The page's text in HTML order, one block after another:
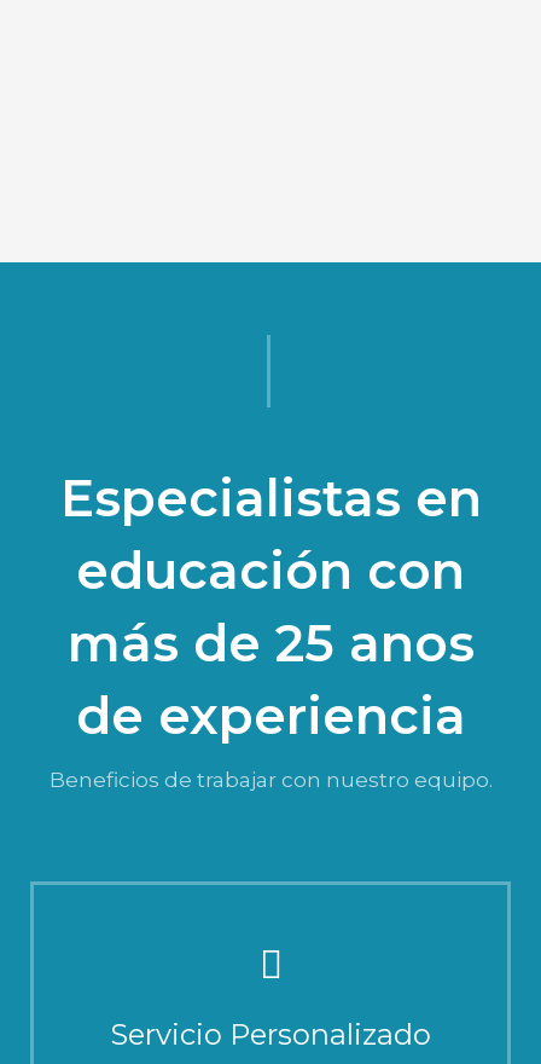
Especialistas en
educación con
más de 25 anos
de experiencia
Beneficios de trabajar con nuestro equipo.
Servicio Personalizado